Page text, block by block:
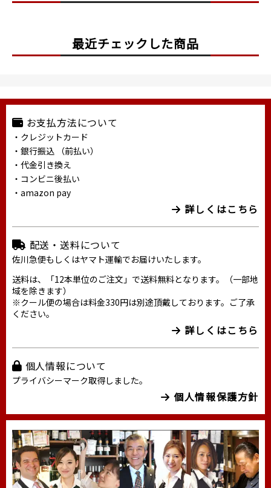
最近チェックした商品
お支払方法について
・クレジットカード
・銀行振込 （前払い）
・代金引き換え
・コンビニ後払い
・amazon pay
詳しくはこちら
配送・送料について
佐川急便もしくはヤマト運輸でお届けいたします。
送料は、「12本単位のご注文」で送料無料となります。（一部地
域を除きます）
※クール便の場合は料金330円は別途頂戴しております。ご了承
ください。
詳しくはこちら
個人情報について
プライバシーマーク取得しました。
個人情報保護方針